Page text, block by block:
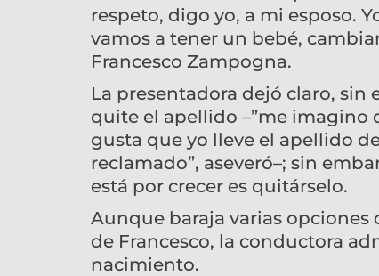
respeto, digo yo, a mi esposo.
vamos a tener un bebé,
Francesco Zampogna.
La presentadora dejó claro,
quite el apellido –”me imagino
gusta que yo lleve el apellido
reclamado”, aseveró–; sin
está por crecer es quitárselo.
Aunque baraja varias opciones
de Francesco, la conductora
nacimiento.